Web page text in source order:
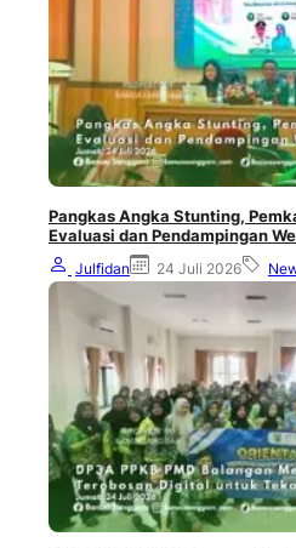
Pangkas Angka Stunting,
Evaluasi dan Pendampingan
Julfidan 24 Juli 2026